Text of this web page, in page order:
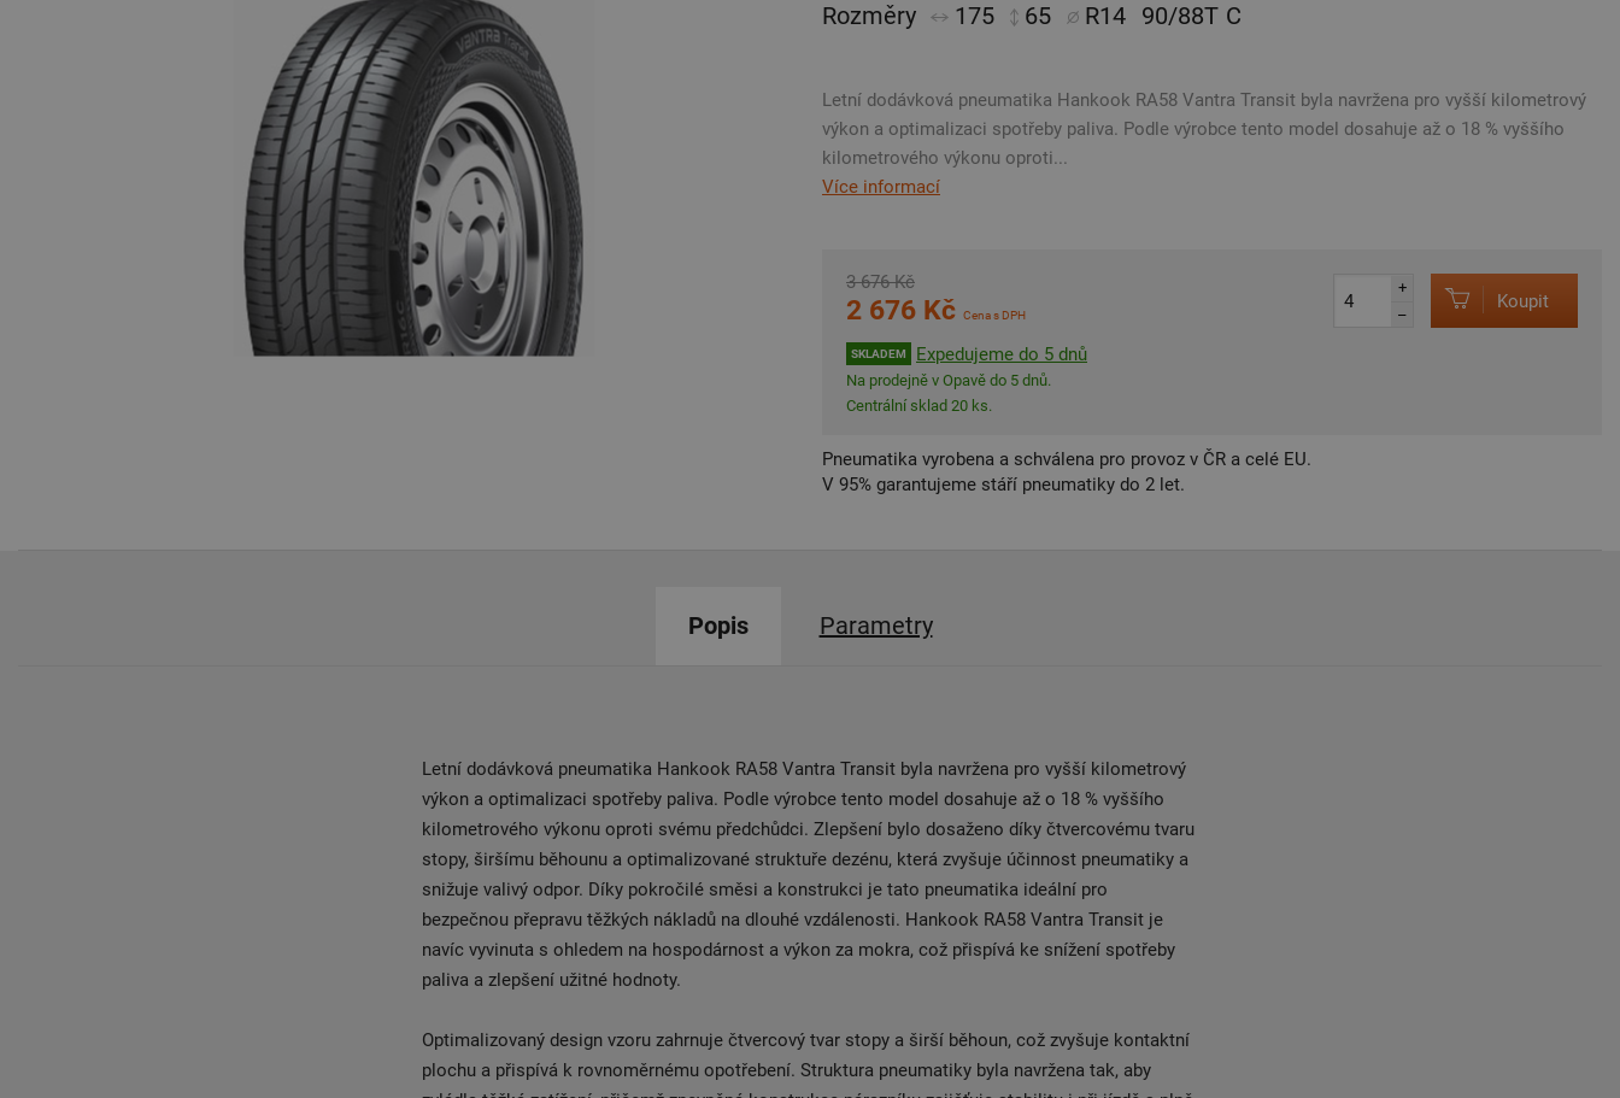
Rozměry 175 65 R14 90/88T C
Letní dodávková pneumatika Hankook RA58 Vantra Transit byla navržena pro vyšší kilometrový
výkon a optimalizaci spotřeby paliva. Podle výrobce tento model dosahuje až o 18 % vyššího
kilometrového výkonu oproti...
Více informací
3 676 Kč
2 676 Kč Cena s DPH
SKLADEM Expedujeme do 5 dnů
Na prodejně v Opavě do 5 dnů.
Centrální sklad 20 ks.
+
–
Koupit
Pneumatika vyrobena a schválena pro provoz v ČR a celé EU.
V 95% garantujeme stáří pneumatiky do 2 let.
Popis Parametry
Letní dodávková pneumatika Hankook RA58 Vantra Transit byla navržena pro vyšší kilometrový
výkon a optimalizaci spotřeby paliva. Podle výrobce tento model dosahuje až o 18 % vyššího
kilometrového výkonu oproti svému předchůdci. Zlepšení bylo dosaženo díky čtvercovému tvaru
stopy, širšímu běhounu a optimalizované struktuře dezénu, která zvyšuje účinnost pneumatiky a
snižuje valivý odpor. Díky pokročilé směsi a konstrukci je tato pneumatika ideální pro
bezpečnou přepravu těžkých nákladů na dlouhé vzdálenosti. Hankook RA58 Vantra Transit je
navíc vyvinuta s ohledem na hospodárnost a výkon za mokra, což přispívá ke snížení spotřeby
paliva a zlepšení užitné hodnoty.
Optimalizovaný design vzoru zahrnuje čtvercový tvar stopy a širší běhoun, což zvyšuje kontaktní
plochu a přispívá k rovnoměrnému opotřebení. Struktura pneumatiky byla navržena tak, aby